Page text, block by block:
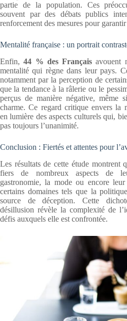
partie de la population. Ces
souvent par des débats publics
renforcement des mesures pour
Mentalité française : un portrait
Enfin,44 % des Français avouent
mentalité qui règne dans leur pays.
notamment par la perception de
que la tendance à la râlerie ou le
perçus de manière négative, même
charme. Ce regard critique envers la
en lumière des aspects culturels qui,
pas toujours l’unanimité.
Conclusion : Fiertés et attentes pour
Les résultats de cette étude montrent
fiers de nombreux aspects de
gastronomie, la mode ou encore
certains domaines tels que la
source de déception. Cette
désillusion révèle la complexité de
défis auxquels elle est confrontée.